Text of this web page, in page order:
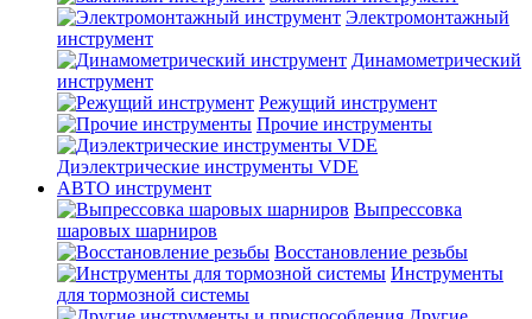
Электромонтажный
инструмент
Динамометрический
инструмент
Режущий инструмент
Прочие инструменты
Диэлектрические инструменты VDE
АВТО инструмент
Выпрессовка
шаровых шарниров
Восстановление резьбы
Инструменты
для тормозной системы